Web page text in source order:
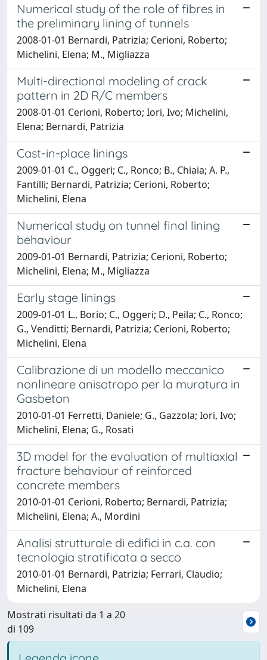
Numerical study of the role of fibres in
the preliminary lining of tunnels
2008-01-01 Bernardi, Patrizia; Cerioni, Roberto;
Michelini, Elena; M., Migliazza
Multi-directional modeling of crack
pattern in 2D R/C members
2008-01-01 Cerioni, Roberto; Iori, Ivo; Michelini,
Elena; Bernardi, Patrizia
Cast-in-place linings
2009-01-01 C., Oggeri; C., Ronco; B., Chiaia; A. P.,
Fantilli; Bernardi, Patrizia; Cerioni, Roberto;
Michelini, Elena
Numerical study on tunnel final lining
behaviour
2009-01-01 Bernardi, Patrizia; Cerioni, Roberto;
Michelini, Elena; M., Migliazza
Early stage linings
2009-01-01 L., Borio; C., Oggeri; D., Peila; C., Ronco;
G., Venditti; Bernardi, Patrizia; Cerioni, Roberto;
Michelini, Elena
Calibrazione di un modello meccanico
nonlineare anisotropo per la muratura in
Gasbeton
2010-01-01 Ferretti, Daniele; G., Gazzola; Iori, Ivo;
Michelini, Elena; G., Rosati
3D model for the evaluation of multiaxial
fracture behaviour of reinforced
concrete members
2010-01-01 Cerioni, Roberto; Bernardi, Patrizia;
Michelini, Elena; A., Mordini
Analisi strutturale di edifici in c.a. con
tecnologia stratificata a secco
2010-01-01 Bernardi, Patrizia; Ferrari, Claudio;
Michelini, Elena
Mostrati risultati da 1 a 20
di 109